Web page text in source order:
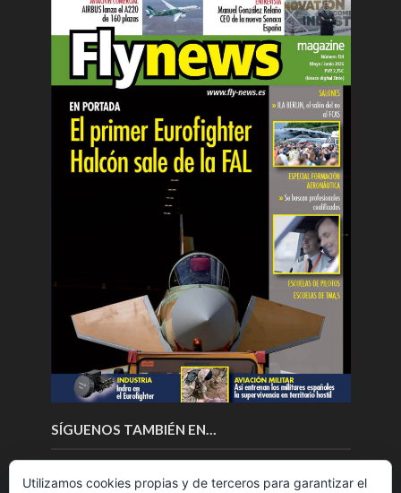
SÍGUENOS TAMBIÉN EN…
Utilizamos cookies propias y de terceros para garantizar el